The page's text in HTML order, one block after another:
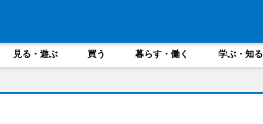
見る・遊ぶ 買う 暮らす・働く 学ぶ・知る